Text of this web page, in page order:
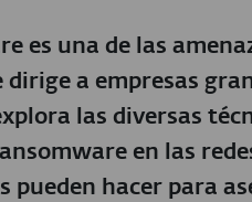
es una de las
dirige a empresas
las diversas
en las
pueden hacer para